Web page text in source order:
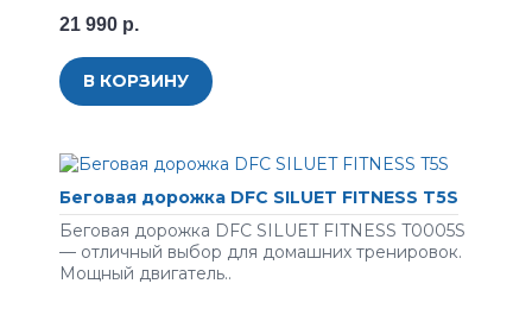
21 990 р.
В КОРЗИНУ
Беговая дорожка DFC SILUET FITNESS T5S
Беговая дорожка DFC SILUET FITNESS T0005S
— отличный выбор для домашних тренировок.
Мощный двигатель..